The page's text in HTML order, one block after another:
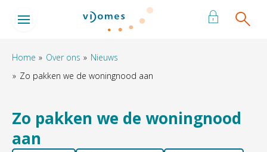
Naar de homepage
Ga naar Hoofd
Home Over ons
Nieuws
Zo pakken we de woningnood aan
Zo pakken we de woningnood
aan